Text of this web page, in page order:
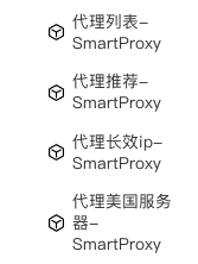
代理列表-
SmartProxy
代理推荐-
SmartProxy
代理长效ip-
SmartProxy
代理美国服务
器-
SmartProxy